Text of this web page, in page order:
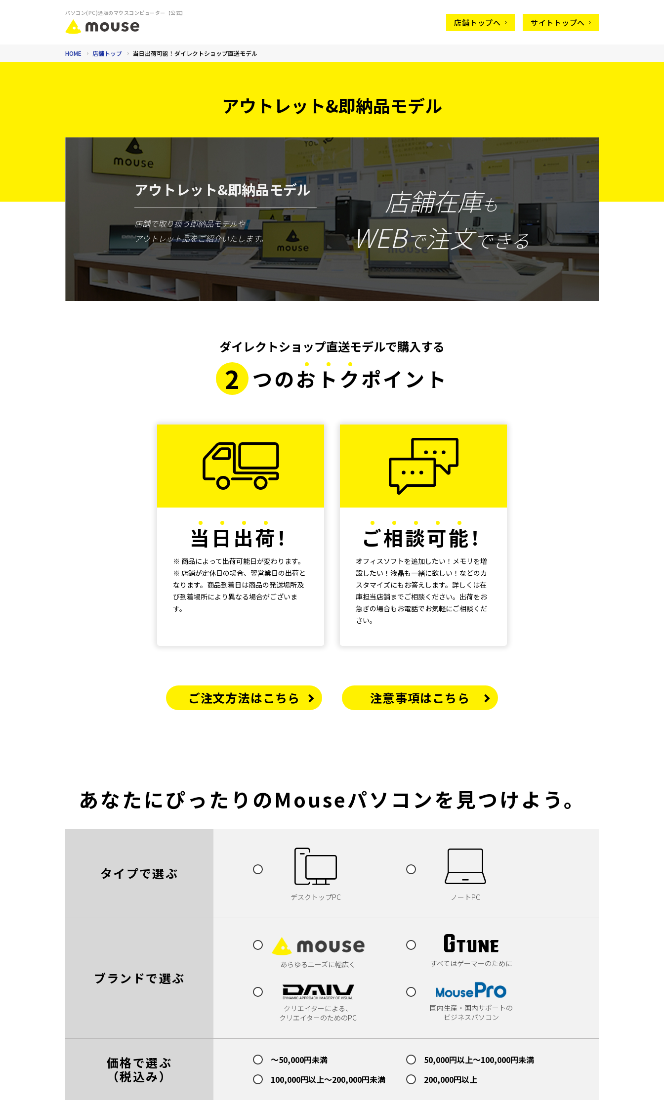
パソコン(PC)通販のマウスコンピューター【公式】
店舗トップへ サイトトップへ
HOME 店舗トップ 当日出荷可能！ダイレクトショップ直送モデル
アウトレット&即納品モデル
アウトレット&即納品モデル
店舗で取り扱う即納品モデルや
アウトレット品をご紹介いたします。
店舗在庫も
WEBで注文できる
ダイレクトショップ直送モデルで購入する
2 つのお ト クポイント
当 日 出荷！
※ 商品によって出荷可能日が変わります。
※ 店舗が定休日の場合、翌営業日の出荷と
なります。商品到着日は商品の発送場所及
び到着場所により異なる場合がございま
す。
ご相談可能！
オフィスソフトを追加したい！メモリを増
設したい！液晶も一緒に欲しい！などのカ
スタマイズにもお答えします。詳しくは在
庫担当店舗までご相談ください。出荷をお
急ぎの場合もお電話でお気軽にご相談くだ
さい。
ご注文方法はこちら 注意事項はこちら
あなたにぴったりのMouseパソコンを見つけよう。
タイプで選ぶ
デスクトップPC ノートPC
ブランドで選ぶ
あらゆるニーズに幅広く すべてはゲーマーのために
クリエイターによる、
クリエイターのためのPC
国内生産・国内サポートの
ビジネスパソコン
価格で選ぶ
（税込み）
～50,000円未満
50,000円以上～100,000円未満
100,000円以上～200,000円未満
200,000円以上
ご注文方法はこちら
1. 上記リストよりご購入は[詳細・ご購入はこちら]を押してください。
4. 弊社よりご注文内容の確認メールが到着します。
5. お支払方法により手続きを行ってください。銀行振込・クレジットカードなど、各お支払方法の詳
ご注文時のご注意
・天候や運送状況の影響により遅延する場合がありますのでご了承ください。